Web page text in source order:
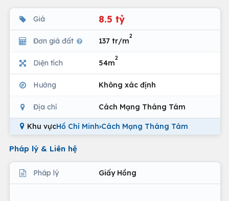
Giá 8.5 tỷ
Đơn giá đất 137 tr/m
2
Diện tích 54m
2
Hướng Không xác định
Địa chỉ Cách Mạng Tháng Tám
Khu vựcHồ Chí Minh›Cách Mạng Tháng Tám
Pháp lý & Liên hệ
Pháp lý Giấy Hồng